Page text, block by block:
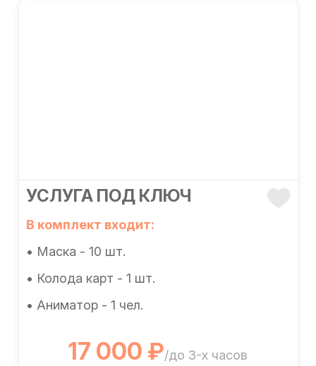
УСЛУГА ПОД КЛЮЧ
В комплект входит:
• Маска - 10 шт.
• Колода карт - 1 шт.
• Аниматор - 1 чел.
17 000 ₽/до 3-х часов